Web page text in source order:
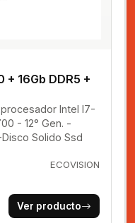
16Gb DDR5 +
Intel I7-
- 12° Gen. -
Solido Ssd
ECOVISION
Ver producto